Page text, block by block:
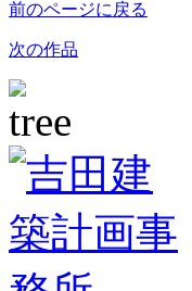
前のページに戻る
次の作品